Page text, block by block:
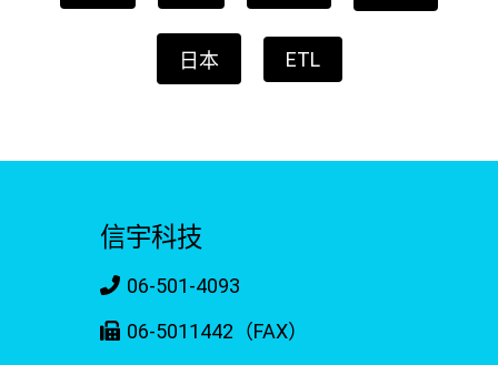
日本 ETL
信宇科技
06-501-4093
06-5011442（FAX）